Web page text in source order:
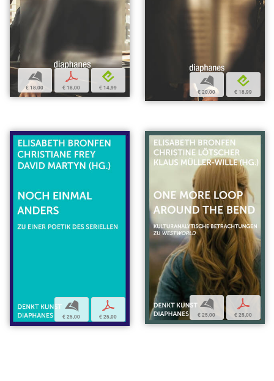
b
€ 18,00
p
€ 18,00
e
€ 14,99 b
€ 20,00
e
€ 18,99
b
€ 25,00
p
€ 25,00
b
€ 25,00
p
€ 25,00